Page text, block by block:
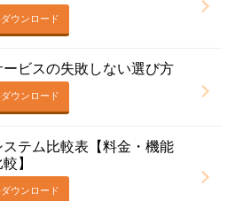
ウンロード
ービスの失敗しない選び方
ウンロード
テム比較表【料金・機能
】
ウンロード